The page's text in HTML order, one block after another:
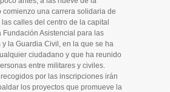
comienzo una carrera solidaria de
calles del centro de la capital
Fundación Asistencial para las
y la Guardia Civil, en la que se ha
ciudadano y que ha reunido
entre militares y civiles.
por las inscripciones irán
los proyectos que promueve la